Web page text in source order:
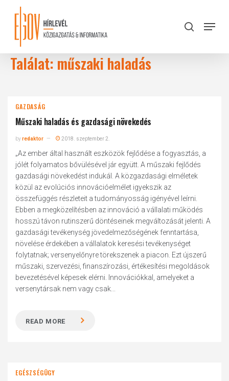
content
search
Menu
Találat: műszaki haladás
GAZDASÁG
Műszaki haladás és gazdasági növekedés
byredaktor 2018. szeptember 2.
„Az ember által használt eszközök fejlődése a fogyasztás, a
jólét folyamatos bővülésével jár együtt. A műszaki fejlődés
gazdasági növekedést indukál. A közgazdasági elméletek
közül az evolúciós innovációelmélet igyekszik az
összefüggés részleteit a tudományosság igényével leírni.
Ebben a megközelítésben az innováció a vállalati működés
hosszú távon rutinszerű döntéseinek megváltozását jelenti. A
gazdasági tevékenység jövedelmezőségének fenntartása,
növelése érdekében a vállalatok keresési tevékenységet
folytatnak; versenyelőnyre törekszenek a piacon. Ezt újszerű
műszaki, szervezési, finanszírozási, értékesítési megoldások
bevezetésével képesek elérni. Innovációkkal, amelyeket a
versenytársak nem vagy csak...
READ MORE
EGÉSZSÉGÜGY
Close